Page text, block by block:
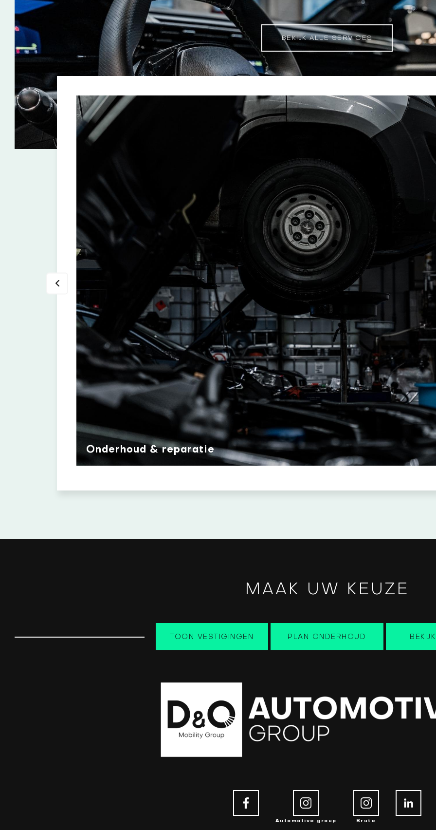
BEKIJK ALLE SERVICES
Onderhoud & reparatie
Onderhoud & reparatie
Met goed en tijdig onderhoud voorkomt u (dure) reparaties. Bij ons kunt u
MAAK UW KEUZE
TOON VESTIGINGEN PLAN ONDERHOUD
Automotive group Brute